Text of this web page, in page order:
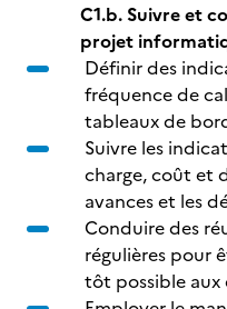
C1.b. Suivre et
projet
Définir des
fréquence de
tableaux de
Suivre les
charge, coût et
avances et les
Conduire des
régulières pour
tôt possible